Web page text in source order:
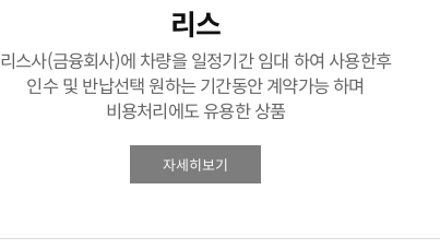
리스
리스사(금융회사)에 차량을 일정기간 임대 하여 사용한후
인수 및 반납선택 원하는 기간동안 계약가능 하며
비용처리에도 유용한 상품
자세히보기